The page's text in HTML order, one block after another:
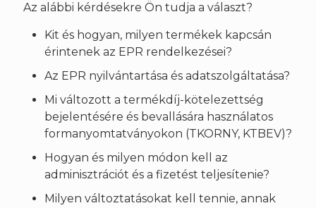
Az alábbi kérdésekre Ön tudja a választ?
Kit és hogyan, milyen termékek kapcsán
érintenek az EPR rendelkezései?
Az EPR nyilvántartása és adatszolgáltatása?
Mi változott a termékdíj-kötelezettség
bejelentésére és bevallására használatos
formanyomtatványokon (TKORNY, KTBEV)?
Hogyan és milyen módon kell az
adminisztrációt és a fizetést teljesítenie?
Milyen változtatásokat kell tennie, annak